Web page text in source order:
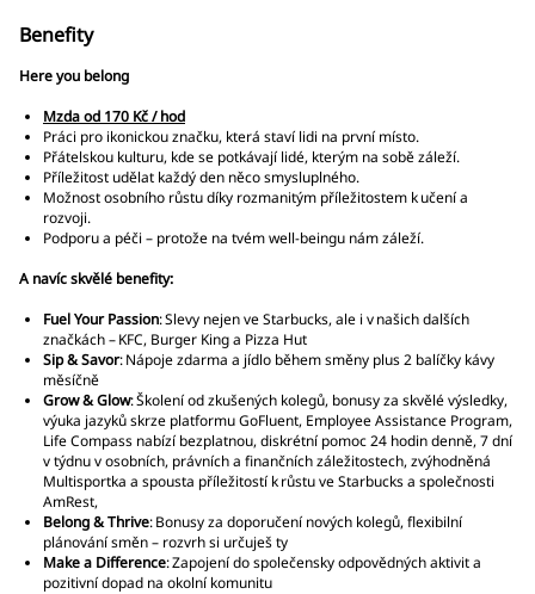
Benefity
Here you belong
Mzda od 170 Kč / hod
Práci pro ikonickou značku, která staví lidi na první místo.
Přátelskou kulturu, kde se potkávají lidé, kterým na sobě záleží.
Příležitost udělat každý den něco smysluplného.
Možnost osobního růstu díky rozmanitým příležitostem k učení a
rozvoji.
Podporu a péči – protože na tvém well-beingu nám záleží.
A navíc skvělé benefity:
Fuel Your Passion: Slevy nejen ve Starbucks, ale i v našich dalších
značkách – KFC, Burger King a Pizza Hut
Sip & Savor: Nápoje zdarma a jídlo během směny plus 2 balíčky kávy
měsíčně
Grow & Glow: Školení od zkušených kolegů, bonusy za skvělé výsledky,
výuka jazyků skrze platformu GoFluent, Employee Assistance Program,
Life Compass nabízí bezplatnou, diskrétní pomoc 24 hodin denně, 7 dní
v týdnu v osobních, právních a finančních záležitostech, zvýhodněná
Multisportka a spousta příležitostí k růstu ve Starbucks a společnosti
AmRest,
Belong & Thrive: Bonusy za doporučení nových kolegů, flexibilní
plánování směn – rozvrh si určuješ ty
Make a Difference: Zapojení do společensky odpovědných aktivit a
pozitivní dopad na okolní komunitu